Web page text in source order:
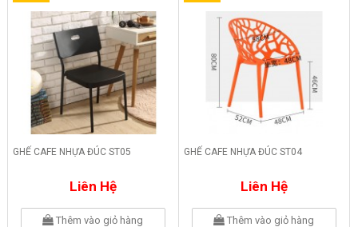
GHẾ CAFE NHỰA ĐÚC ST05
Liên Hệ
Thêm vào giỏ hàng
GHẾ CAFE NHỰA ĐÚC ST04
Liên Hệ
Thêm vào giỏ hàng